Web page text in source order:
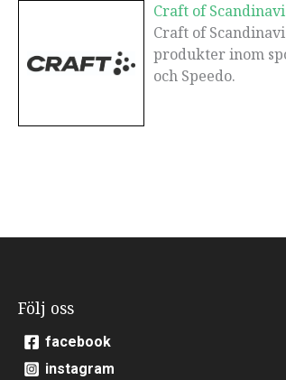
Craft of
Craft of
produkter inom
och Speedo.
Följ oss
facebook
instagram